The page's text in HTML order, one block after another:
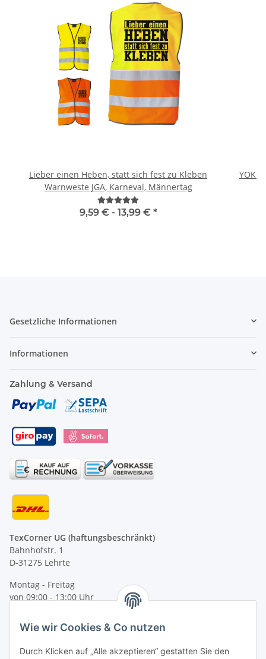
Lieber einen Heben, statt sich fest zu Kleben
Warnweste JGA, Karneval, Männertag
9,59 € - 13,99 € *
Gesetzliche Informationen
Informationen
Zahlung & Versand
TexCorner UG (haftungsbeschränkt)
Bahnhofstr. 1
D-31275 Lehrte
Montag - Freitag
von 09:00 - 13:00 Uhr
Tel: +49 (0) 5132 8230689
E-Mail:mail@texcorner.de
Wie wir Cookies & Co nutzen
Durch Klicken auf „Alle akzeptieren“ gestatten Sie den